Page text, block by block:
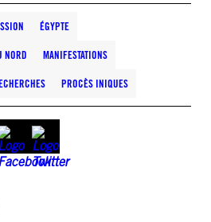
ÉGYPTE
NORD MANIFESTATIONS
PROCÈS INIQUES